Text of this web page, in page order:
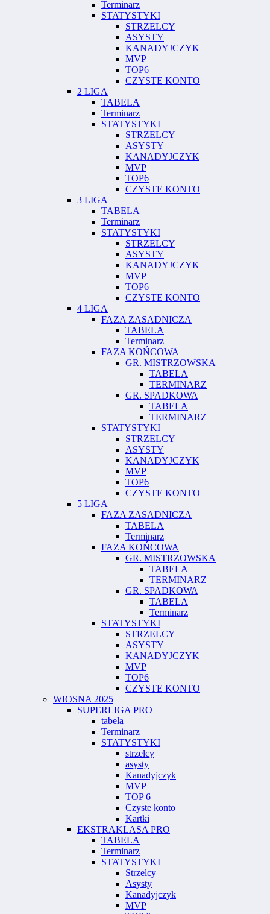
Terminarz
STATYSTYKI
STRZELCY
ASYSTY
KANADYJCZYK
MVP
TOP6
CZYSTE KONTO
2 LIGA
TABELA
Terminarz
STATYSTYKI
STRZELCY
ASYSTY
KANADYJCZYK
MVP
TOP6
CZYSTE KONTO
3 LIGA
TABELA
Terminarz
STATYSTYKI
STRZELCY
ASYSTY
KANADYJCZYK
MVP
TOP6
CZYSTE KONTO
4 LIGA
FAZA ZASADNICZA
TABELA
Terminarz
FAZA KOŃCOWA
GR. MISTRZOWSKA
TABELA
TERMINARZ
GR. SPADKOWA
TABELA
TERMINARZ
STATYSTYKI
STRZELCY
ASYSTY
KANADYJCZYK
MVP
TOP6
CZYSTE KONTO
5 LIGA
FAZA ZASADNICZA
TABELA
Terminarz
FAZA KOŃCOWA
GR. MISTRZOWSKA
TABELA
TERMINARZ
GR. SPADKOWA
TABELA
Terminarz
STATYSTYKI
STRZELCY
ASYSTY
KANADYJCZYK
MVP
TOP6
CZYSTE KONTO
WIOSNA 2025
SUPERLIGA PRO
tabela
Terminarz
STATYSTYKI
strzelcy
asysty
Kanadyjczyk
MVP
TOP 6
Czyste konto
Kartki
EKSTRAKLASA PRO
TABELA
Terminarz
STATYSTYKI
Strzelcy
Asysty
Kanadyjczyk
MVP